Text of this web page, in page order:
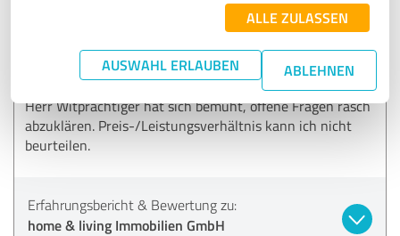
ALLE ZULASSEN
AUSWAHL ERLAUBEN ABLEHNEN
Empfehlung
Die Zusammenarbeit war sehr angenehm, unkompliziert
und speditiv. Gute Erreichbarkeit bzw. rasche Rückrufe.
Herr Witprächtiger hat sich bemüht, offene Fragen rasch
abzuklären. Preis-/Leistungsverhältnis kann ich nicht
beurteilen.
Erfahrungsbericht & Bewertung zu:
home & living Immobilien GmbH